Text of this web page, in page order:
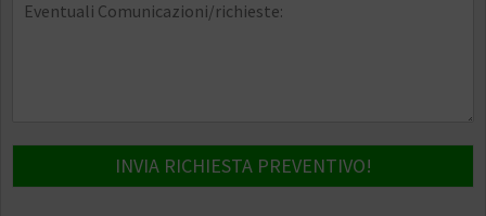
INVIA RICHIESTA PREVENTIVO!